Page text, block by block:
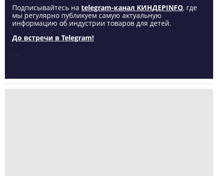
Подписывайтесь на telegram-канал КИНДЕРINFO, где
мы регулярно публикуем самую актуальную
информацию об индустрии товаров для детей.
До встречи в Telegram!